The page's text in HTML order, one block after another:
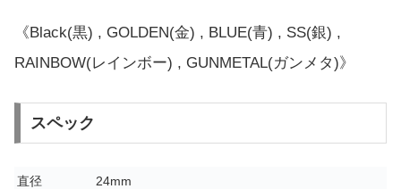
《Black(黒) , GOLDEN(金) , BLUE(青) , SS(銀) ,
RAINBOW(レインボー) , GUNMETAL(ガンメタ)》
スペック
直径 24mm